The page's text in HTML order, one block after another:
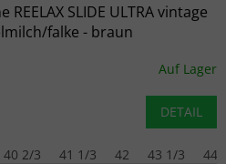
SLIDE ULTRA vintage
falke - braun
Auf Lager
DETAIL
40 2/3 41 1/3 42 43 1/3 44